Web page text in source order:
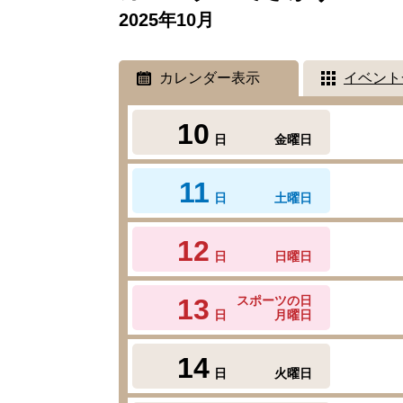
2025年10月
カレンダー表示 イベン
10 日 金曜日
11 日 土曜日
12 日 日曜日
13 日
スポーツの日
月曜日
14 日 火曜日